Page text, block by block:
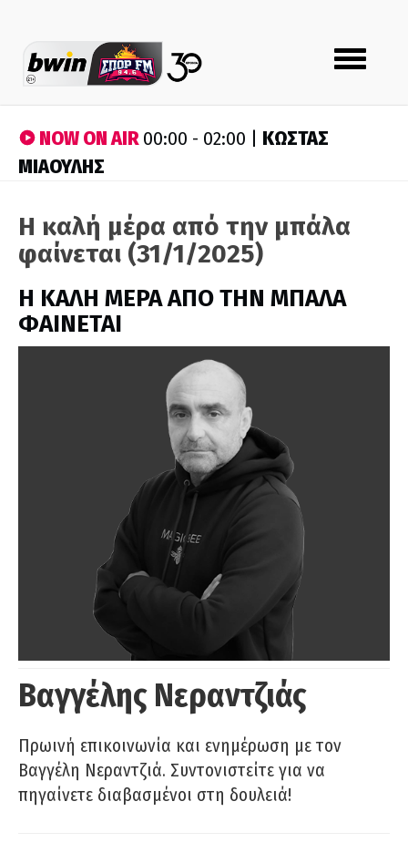
Toggle
navigation
NOW ON AIR00:00 - 02:00 | ΚΩΣΤΑΣ
ΜΙΑΟΥΛΗΣ
Η καλή μέρα από την μπάλα
φαίνεται (31/1/2025)
H ΚΑΛΗ ΜΕΡΑ ΑΠΟ ΤΗΝ ΜΠΑΛΑ
ΦΑΙΝΕΤΑΙ
Βαγγέλης Νεραντζιάς
Πρωινή επικοινωνία και ενημέρωση με τον
Βαγγέλη Νεραντζιά. Συντονιστείτε για να
πηγαίνετε διαβασμένοι στη δουλειά!